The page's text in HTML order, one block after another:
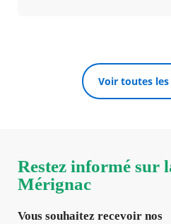
Voir toutes
Restez informé sur
Mérignac
Vous souhaitez recevoir nos